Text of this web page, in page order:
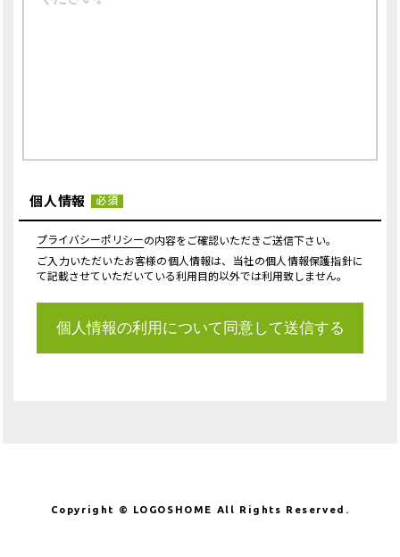
個人情報 必須
プライバシーポリシーの内容をご確認いただきご送信下さい。
ご入力いただいたお客様の個人情報は、当社の個人情報保護指針に
て記載させていただいている利用目的以外では利用致しません。
Copyright © LOGOSHOME All Rights Reserved.